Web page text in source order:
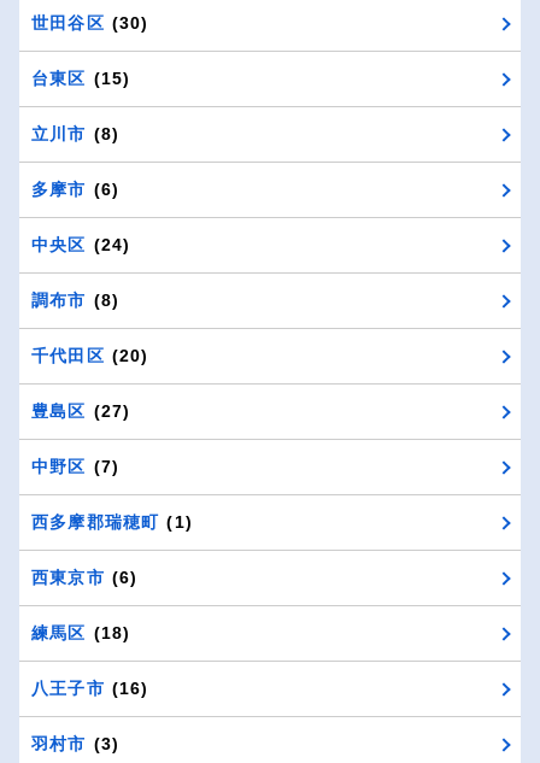
世田谷区 (30)
台東区 (15)
立川市 (8)
多摩市 (6)
中央区 (24)
調布市 (8)
千代田区 (20)
豊島区 (27)
中野区 (7)
西多摩郡瑞穂町 (1)
西東京市 (6)
練馬区 (18)
八王子市 (16)
羽村市 (3)